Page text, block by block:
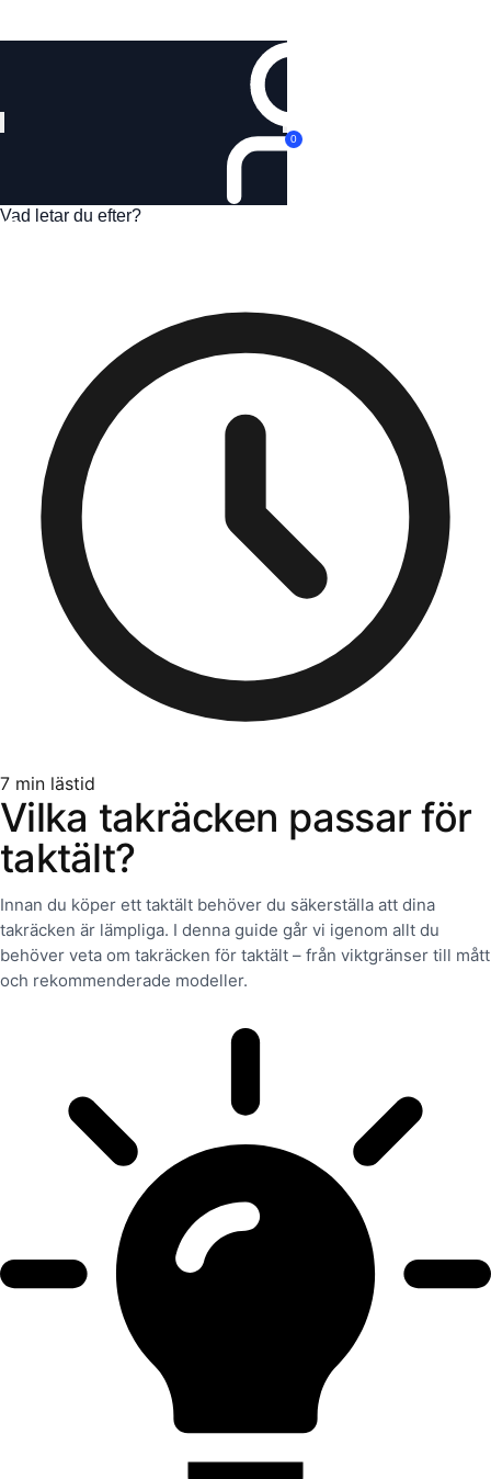
0
7 min lästid
Vilka takräcken passar för
taktält?
Innan du köper ett taktält behöver du säkerställa att dina
takräcken är lämpliga. I denna guide går vi igenom allt du
behöver veta om takräcken för taktält – från viktgränser till mått
och rekommenderade modeller.